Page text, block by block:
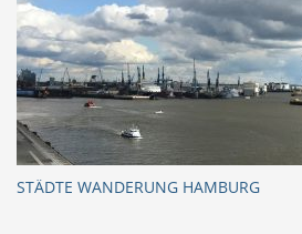
STÄDTE WANDERUNG HAMBURG